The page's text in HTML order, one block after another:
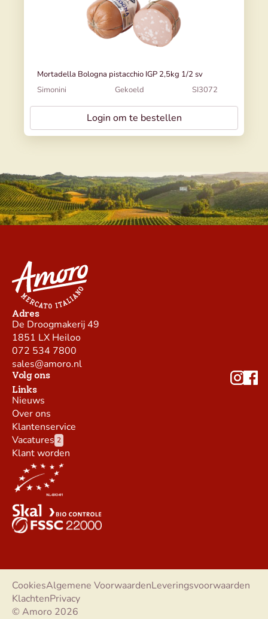
Mortadella Bologna pistacchio IGP 2,5kg 1/2 sv
Simonini
Gekoeld SI3072
Login om te bestellen
Adres
De Droogmakerij 49
1851 LX Heiloo
072 534 7800
sales@amoro.nl
Volg ons
Links
Nieuws
Over ons
Klantenservice
Vacatures 2
Klant worden
© Amoro 2026
CookiesAlgemene VoorwaardenLeveringsvoorwaarden
KlachtenPrivacy